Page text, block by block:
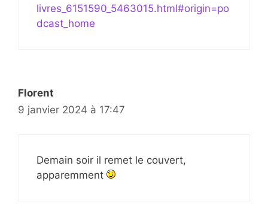
livres_6151590_5463015.html#origin=po
dcast_home
Florent
9 janvier 2024 à 17:47
Demain soir il remet le couvert,
apparemment